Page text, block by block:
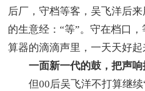
后厂，守档等客，吴飞洋后
的生意经：“等”。守在档口
算器的滴滴声里，一天天好起
一面新一代的鼓，把声
但00后吴飞洋不打算继续“